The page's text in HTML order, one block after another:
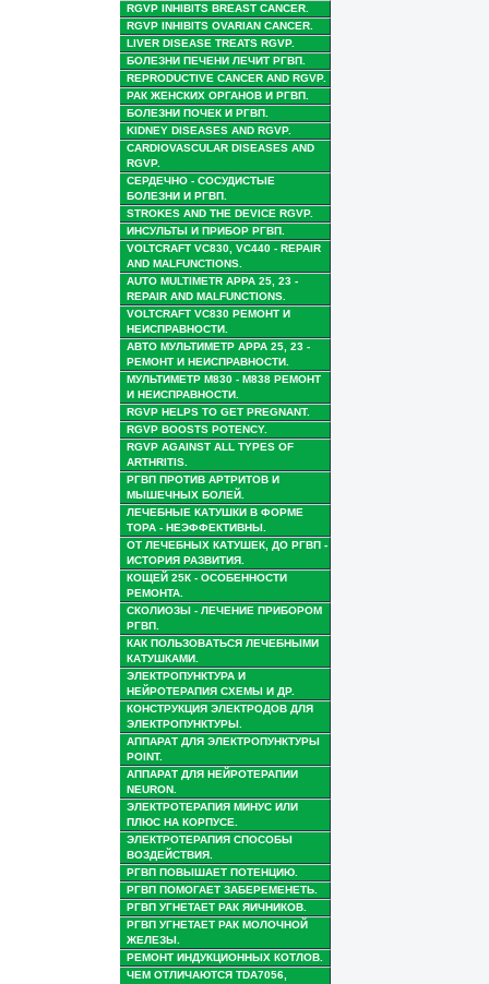
RGVP INHIBITS BREAST CANCER.
RGVP INHIBITS OVARIAN CANCER.
LIVER DISEASE TREATS RGVP.
БОЛЕЗНИ ПЕЧЕНИ ЛЕЧИТ РГВП.
REPRODUCTIVE CANCER AND RGVP.
РАК ЖЕНСКИХ ОРГАНОВ И РГВП.
БОЛЕЗНИ ПОЧЕК И РГВП.
KIDNEY DISEASES AND RGVP.
CARDIOVASCULAR DISEASES AND
RGVP.
СЕРДЕЧНО - СОСУДИСТЫЕ
БОЛЕЗНИ И РГВП.
STROKES AND THE DEVICE RGVP.
ИНСУЛЬТЫ И ПРИБОР РГВП.
VOLTCRAFT VC830, VC440 - REPAIR
AND MALFUNCTIONS.
AUTO MULTIMETR APPA 25, 23 -
REPAIR AND MALFUNCTIONS.
VOLTCRAFT VC830 РЕМОНТ И
НЕИСПРАВНОСТИ.
АВТО МУЛЬТИМЕТР APPA 25, 23 -
РЕМОНТ И НЕИСПРАВНОСТИ.
МУЛЬТИМЕТР М830 - М838 РЕМОНТ
И НЕИСПРАВНОСТИ.
RGVP HELPS TO GET PREGNANT.
RGVP BOOSTS POTENCY.
RGVP AGAINST ALL TYPES OF
ARTHRITIS.
РГВП ПРОТИВ АРТРИТОВ И
МЫШЕЧНЫХ БОЛЕЙ.
ЛЕЧЕБНЫЕ КАТУШКИ В ФОРМЕ
ТОРА - НЕЭФФЕКТИВНЫ.
ОТ ЛЕЧЕБНЫХ КАТУШЕК, ДО РГВП -
ИСТОРИЯ РАЗВИТИЯ.
КОЩЕЙ 25К - ОСОБЕННОСТИ
РЕМОНТА.
СКОЛИОЗЫ - ЛЕЧЕНИЕ ПРИБОРОМ
РГВП.
КАК ПОЛЬЗОВАТЬСЯ ЛЕЧЕБНЫМИ
КАТУШКАМИ.
ЭЛЕКТРОПУНКТУРА И
НЕЙРОТЕРАПИЯ СХЕМЫ И ДР.
КОНСТРУКЦИЯ ЭЛЕКТРОДОВ ДЛЯ
ЭЛЕКТРОПУНКТУРЫ.
АППАРАТ ДЛЯ ЭЛЕКТРОПУНКТУРЫ
POINT.
АППАРАТ ДЛЯ НЕЙРОТЕРАПИИ
NEURON.
ЭЛЕКТРОТЕРАПИЯ МИНУС ИЛИ
ПЛЮС НА КОРПУСЕ.
ЭЛЕКТРОТЕРАПИЯ СПОСОБЫ
ВОЗДЕЙСТВИЯ.
РГВП ПОВЫШАЕТ ПОТЕНЦИЮ.
РГВП ПОМОГАЕТ ЗАБЕРЕМЕНЕТЬ.
РГВП УГНЕТАЕТ РАК ЯИЧНИКОВ.
РГВП УГНЕТАЕТ РАК МОЛОЧНОЙ
ЖЕЛЕЗЫ.
РЕМОНТ ИНДУКЦИОННЫХ КОТЛОВ.
ЧЕМ ОТЛИЧАЮТСЯ TDA7056,